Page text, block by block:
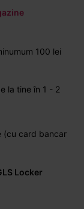
100 lei
la tine în 1 - 2
(cu card bancar
Locker